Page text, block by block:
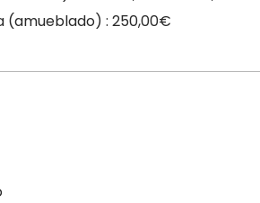
(amueblado) : 250,00€